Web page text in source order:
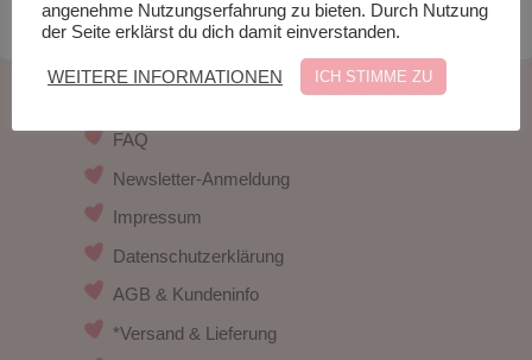
FAQ
Newsletter-Anmeldung
Impressum
Datenschutzerklärung
AGB & Kundeninfo
*Versand & Lieferung
angenehme Nutzungserfahrung zu bieten. Durch Nutzung
der Seite erklärst du dich damit einverstanden.
WEITERE INFORMATIONEN ICH STIMME ZU